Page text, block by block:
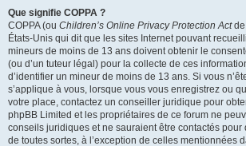
Que signifie COPPA ?
COPPA (ou Children’s Online Privacy Protection Actde
États-Unis qui dit que les sites Internet pouvant
mineurs de moins de 13 ans doivent obtenir le
(ou d’un tuteur légal) pour la collecte de ces
d’identifier un mineur de moins de 13 ans. Si vous
s’applique à vous, lorsque vous vous enregistrez ou
votre place, contactez un conseiller juridique pour
phpBB Limited et les propriétaires de ce forum ne
conseils juridiques et ne sauraient être contactés
de toutes sortes, à l’exception de celles mentionnées